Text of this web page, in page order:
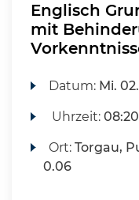
Englisch
mit
Datum: Mi.
Uhrzeit:
Ort:Torgau,
0.06